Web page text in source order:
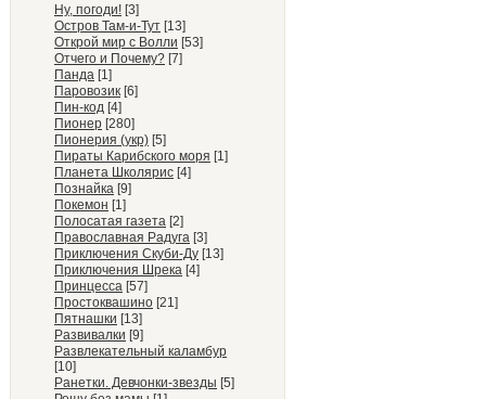
Ну, погоди! [3]
Остров Там-и-Тут [13]
Открой мир с Волли [53]
Отчего и Почему? [7]
Панда [1]
Паровозик [6]
Пин-код [4]
Пионер [280]
Пионерия (укр) [5]
Пираты Карибского моря [1]
Планета Школярис [4]
Познайка [9]
Покемон [1]
Полосатая газета [2]
Православная Радуга [3]
Приключения Скуби-Ду [13]
Приключения Шрека [4]
Принцесса [57]
Простоквашино [21]
Пятнашки [13]
Развивалки [9]
Развлекательный каламбур
[10]
Ранетки. Девчонки-звезды [5]